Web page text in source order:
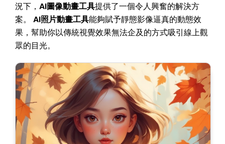
況下， AI圖像動畫工具提供了一個令人興奮的解決方
案。 AI照片動畫工具能夠賦予靜態影像逼真的動態效
果，幫助你以傳統視覺效果無法企及的方式吸引線上觀
眾的目光。